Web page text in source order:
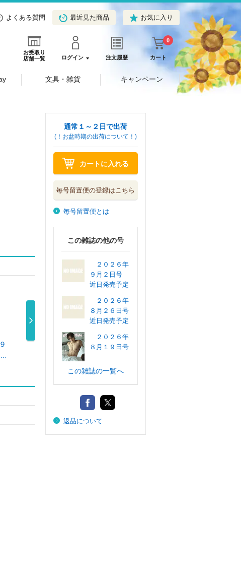
よくある質問 最近見た商品 お気に入り
お受取り
店舗一覧
ログイン 注文履歴 カート
0
文具・雑貨 キャンペーン
ａｎ２４９
増刊 ス …
ａｎａｎ２４９
１号増刊 人 …
980円
通常１～２日で出荷
(！お盆時期の出荷について！)
カートに入れる
毎号留置便の登録はこちら
毎号留置便とは
この雑誌の他の号
２０２６年
９月２日号
近日発売予定
２０２６年
８月２６日号
近日発売予定
２０２６年
８月１９日号
この雑誌の一覧へ
返品について